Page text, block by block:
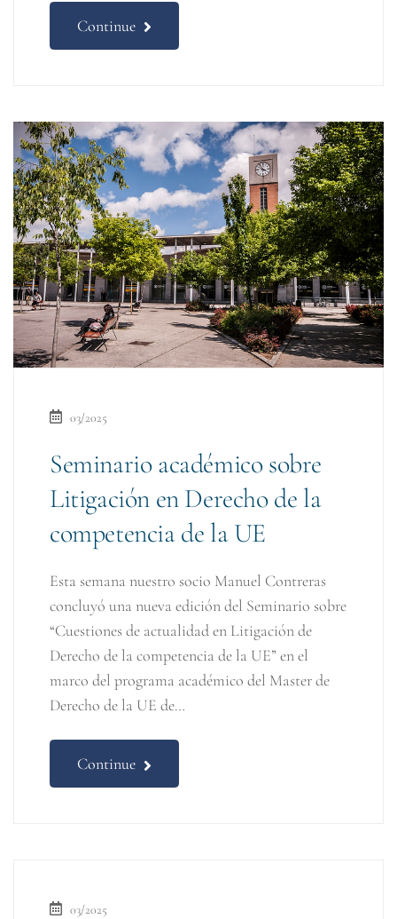
Continue
03/2025
Seminario académico sobre
Litigación en Derecho de la
competencia de la UE
Esta semana nuestro socio Manuel Contreras
concluyó una nueva edición del Seminario sobre
“Cuestiones de actualidad en Litigación de
Derecho de la competencia de la UE” en el
marco del programa académico del Master de
Derecho de la UE de…
Continue
03/2025